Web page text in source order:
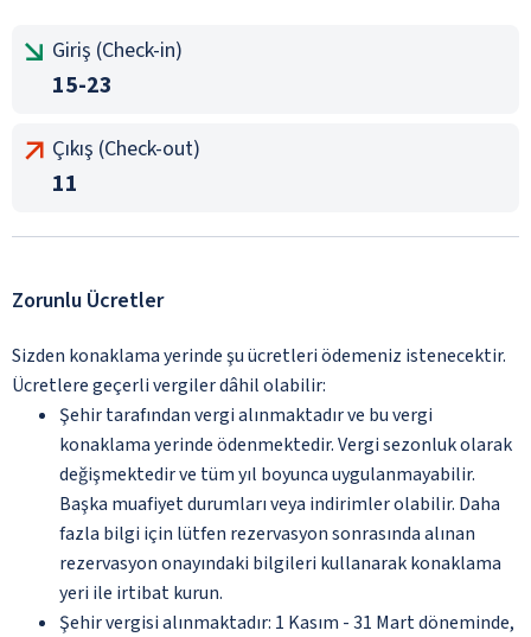
Giriş (Check-in)
15-23
Çıkış (Check-out)
11
Zorunlu Ücretler
Sizden konaklama yerinde şu ücretleri ödemeniz istenecektir.
Ücretlere geçerli vergiler dâhil olabilir:
Şehir tarafından vergi alınmaktadır ve bu vergi
konaklama yerinde ödenmektedir. Vergi sezonluk olarak
değişmektedir ve tüm yıl boyunca uygulanmayabilir.
Başka muafiyet durumları veya indirimler olabilir. Daha
fazla bilgi için lütfen rezervasyon sonrasında alınan
rezervasyon onayındaki bilgileri kullanarak konaklama
yeri ile irtibat kurun.
Şehir vergisi alınmaktadır: 1 Kasım - 31 Mart döneminde,